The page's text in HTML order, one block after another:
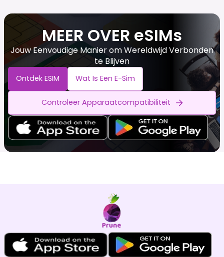
MEER OVER eSIMs
Jouw Eenvoudige Manier om Wereldwijd Verbonden
te Blijven
Ontdek ESIM Wat Is Een E-Sim
Controleer Apparaatcompatibiliteit